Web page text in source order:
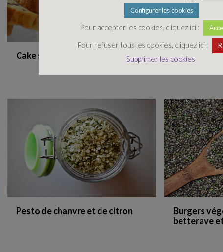
Cake salé Tarte fine
Pesto de chanvre et de citron
Burgers
betterave
Configurer les cookies
Pour accepter les cookies, cliquez ici :
Pour refuser tous les cookies, cliquez ici :
Supprimer les cookies